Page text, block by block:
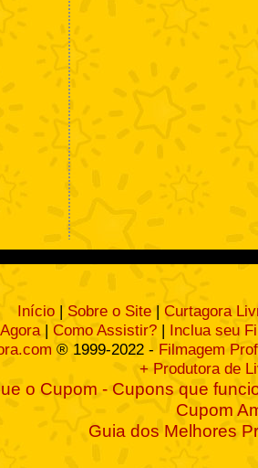
Início | Sobre o Site | Curtagora
| Como Assistir? | Inclua seu
® 1999-2022 - Filmagem
+ Produtora de
o Cupom - Cupons que
Cupom
Guia dos Melhores